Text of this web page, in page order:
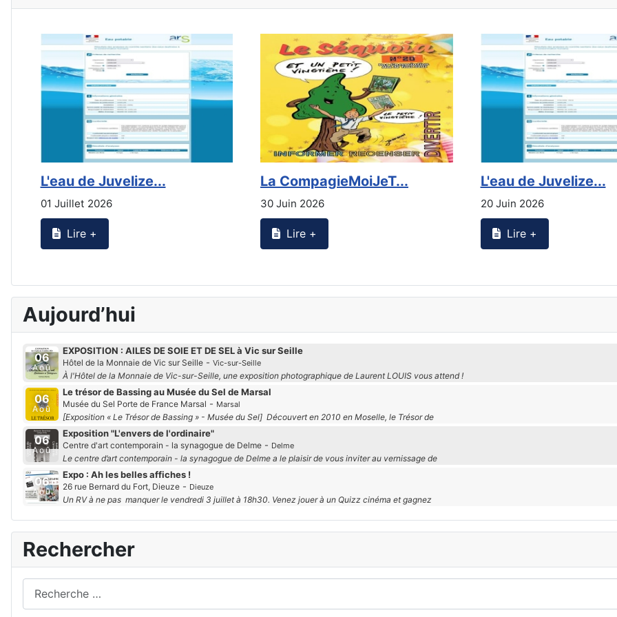
L'eau de Juvelize...
01 Juillet 2026
Lire +
La CompagieMoiJeT...
30 Juin 2026
Lire +
L'eau de Juvelize...
20 Juin 2026
Lire +
Aujourd’hui
06
Aoû
EXPOSITION : AILES DE SOIE ET DE SEL à Vic sur Seille
Hôtel de la Monnaie de Vic sur Seille - Vic-sur-Seille
À l'Hôtel de la Monnaie de Vic-sur-Seille, une exposition photographique de Laurent LOUIS vous attend !
06
Aoû
Le trésor de Bassing au Musée du Sel de Marsal
Musée du Sel Porte de France Marsal - Marsal
[Exposition « Le Trésor de Bassing » - Musée du Sel] Découvert en 2010 en Moselle, le Trésor de
06
Aoû
Exposition "L'envers de l'ordinaire"
Centre d'art contemporain - la synagogue de Delme - Delme
Le centre d’art contemporain - la synagogue de Delme a le plaisir de vous inviter au vernissage de
06
Aoû
Expo : Ah les belles affiches !
26 rue Bernard du Fort, Dieuze - Dieuze
Un RV à ne pas manquer le vendredi 3 juillet à 18h30. Venez jouer à un Quizz cinéma et gagnez
Rechercher